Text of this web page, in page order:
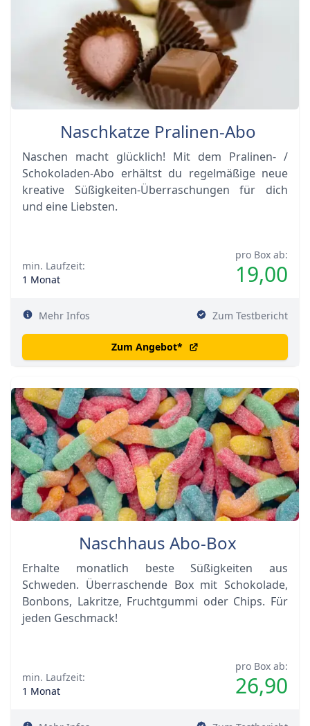
Naschkatze Pralinen-Abo
Naschen macht glücklich! Mit dem Pralinen- /
Schokoladen-Abo erhältst du regelmäßige neue
kreative Süßigkeiten-Überraschungen für dich
und eine Liebsten.
pro Box ab:
19,00
min. Laufzeit:
1 Monat
Mehr Infos Zum Testbericht
Zum Angebot*
Naschhaus Abo-Box
Erhalte monatlich beste Süßigkeiten aus
Schweden. Überraschende Box mit Schokolade,
Bonbons, Lakritze, Fruchtgummi oder Chips. Für
jeden Geschmack!
pro Box ab:
26,90
min. Laufzeit:
1 Monat